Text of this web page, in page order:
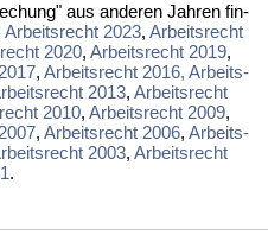
aus an­de­ren Jah­ren fin­
Ar­beits­recht 2023, Ar­beits­recht
2020, Ar­beits­recht 2019,
, Ar­beits­recht 2016, Ar­beits­
2013, Ar­beits­recht
2010, Ar­beits­recht 2009,
, Ar­beits­recht 2006, Ar­beits­
2003, Ar­beits­recht
.